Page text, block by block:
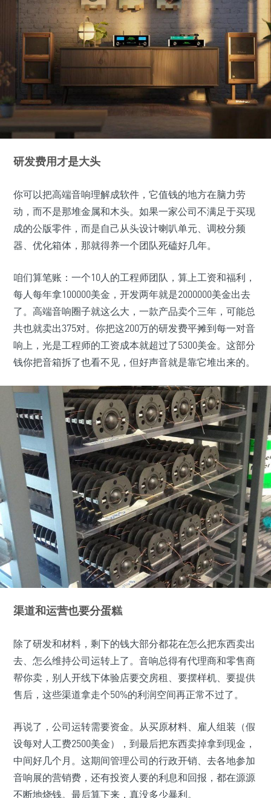
研发费用才是大头
你可以把高端音响理解成软件，它值钱的地方在脑力劳
动，而不是那堆金属和木头。如果一家公司不满足于买现
成的公版零件，而是自己从头设计喇叭单元、调校分频
器、优化箱体，那就得养一个团队死磕好几年。
咱们算笔账：一个10人的工程师团队，算上工资和福利，
每人每年拿100000美金，开发两年就是2000000美金出去
了。高端音响圈子就这么大，一款产品卖个三年，可能总
共也就卖出375对。你把这200万的研发费平摊到每一对音
响上，光是工程师的工资成本就超过了5300美金。这部分
钱你把音箱拆了也看不见，但好声音就是靠它堆出来的。
渠道和运营也要分蛋糕
除了研发和材料，剩下的钱大部分都花在怎么把东西卖出
去、怎么维持公司运转上了。音响总得有代理商和零售商
帮你卖，别人开线下体验店要交房租、要摆样机、要提供
售后，这些渠道拿走个50%的利润空间再正常不过了。
再说了，公司运转需要资金。从买原材料、雇人组装（假
设每对人工费2500美金），到最后把东西卖掉拿到现金，
中间好几个月。这期间管理公司的行政开销、去各地参加
音响展的营销费，还有投资人要的利息和回报，都在源源
不断地烧钱。最后算下来，真没多少暴利。